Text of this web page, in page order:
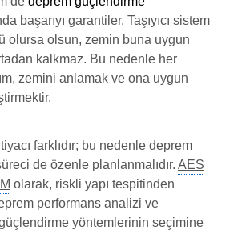
başarıyı garantiler. Taşıyıcı sistem
olursa olsun, zemin buna uygun
kalkmaz. Bu nedenle her
zemini anlamak ve ona uygun
farklıdır; bu nedenle deprem
de özenle planlanmalıdır. AES
olarak, riskli yapı tespitinden
performans analizi ve
yöntemlerinin seçimine